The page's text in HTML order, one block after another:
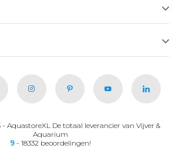
AquastoreXL De totaal leverancier van Vijver &
Aquarium
9 - 18332 beoordelingen!